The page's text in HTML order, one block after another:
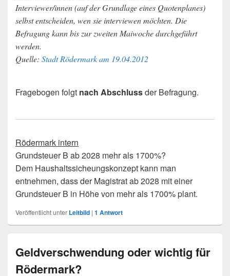
Interviewer/innen (auf der Grundlage eines Quotenplanes)
selbst entscheiden, wen sie interviewen möchten. Die
Befragung kann bis zur zweiten Maiwoche durchgeführt
werden.
Quelle: Stadt Rödermark am 19.04.2012
Fragebogen folgt nach Abschlussder Befragung.
Rödermark intern
Grundsteuer B ab 2028 mehr als 1700%?
Dem Haushaltssicheungskonzept kann man
entnehmen, dass der Magistrat ab 2028 mit einer
Grundsteuer B in Höhe von mehr als 1700% plant.
Veröffentlicht unter Leitbild | 1 Antwort
Geldverschwendung oder wichtig für
Rödermark?